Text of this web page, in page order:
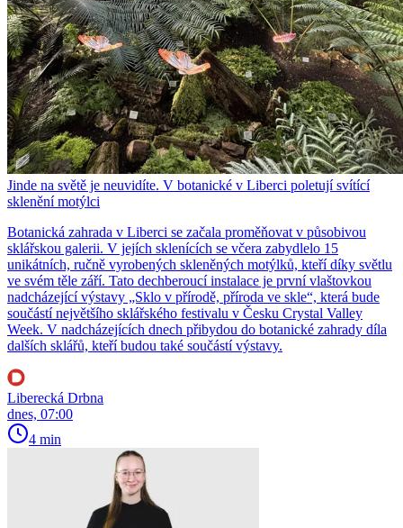
Jinde na světě je neuvidíte. V botanické v Liberci poletují svítící
sklenění motýlci
Botanická zahrada v Liberci se začala proměňovat v působivou
sklářskou galerii. V jejích sklenících se včera zabydlelo 15
unikátních, ručně vyrobených skleněných motýlků, kteří díky světlu
ve svém těle září. Tato dechberoucí instalace je první vlaštovkou
nadcházející výstavy „Sklo v přírodě, příroda ve skle“, která bude
součástí největšího sklářského festivalu v Česku Crystal Valley
Week. V nadcházejících dnech přibydou do botanické zahrady díla
dalších sklářů, kteří budou také součástí výstavy.
Liberecká Drbna
dnes, 07:00
4 min